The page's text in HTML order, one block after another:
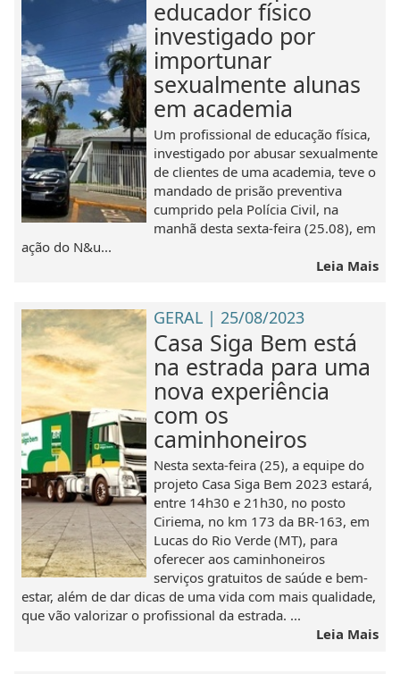
educador físico
investigado por
importunar
sexualmente alunas
em academia
Um profissional de educação física,
investigado por abusar sexualmente
de clientes de uma academia, teve o
mandado de prisão preventiva
cumprido pela Polícia Civil, na
manhã desta sexta-feira (25.08), em
ação do N&u...
Leia Mais
GERAL | 25/08/2023
Casa Siga Bem está
na estrada para uma
nova experiência
com os
caminhoneiros
Nesta sexta-feira (25), a equipe do
projeto Casa Siga Bem 2023 estará,
entre 14h30 e 21h30, no posto
Ciriema, no km 173 da BR-163, em
Lucas do Rio Verde (MT), para
oferecer aos caminhoneiros
serviços gratuitos de saúde e bem-
estar, além de dar dicas de uma vida com mais qualidade,
que vão valorizar o profissional da estrada. ...
Leia Mais